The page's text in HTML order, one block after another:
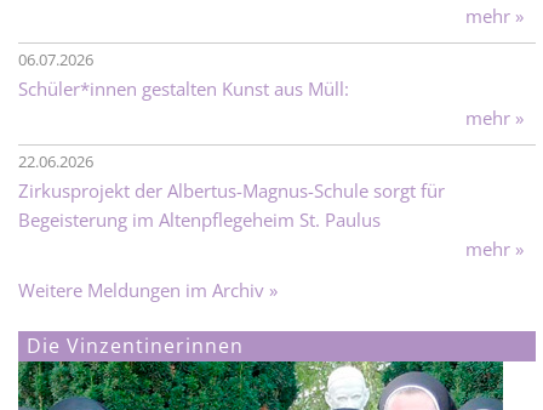
mehr »
06.07.2026
Schüler*innen gestalten Kunst aus Müll:
mehr »
22.06.2026
Zirkusprojekt der Albertus-Magnus-Schule sorgt für
Begeisterung im Altenpflegeheim St. Paulus
mehr »
Weitere Meldungen im Archiv »
Die Vinzentinerinnen